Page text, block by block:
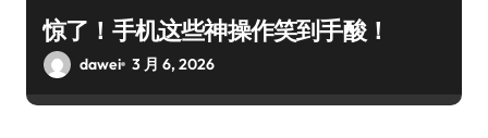
惊了！手机这些神操作笑到手酸！
dawei 3 月 6, 2026